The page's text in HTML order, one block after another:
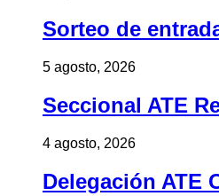
Sorteo de
5 agosto, 2026
Seccional ATE
4 agosto, 2026
Delegación ATE